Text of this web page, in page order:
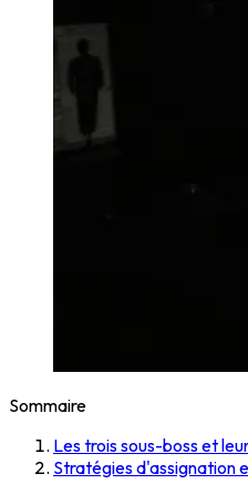
Sommaire
Les trois sous-boss et
Stratégies d'assignation